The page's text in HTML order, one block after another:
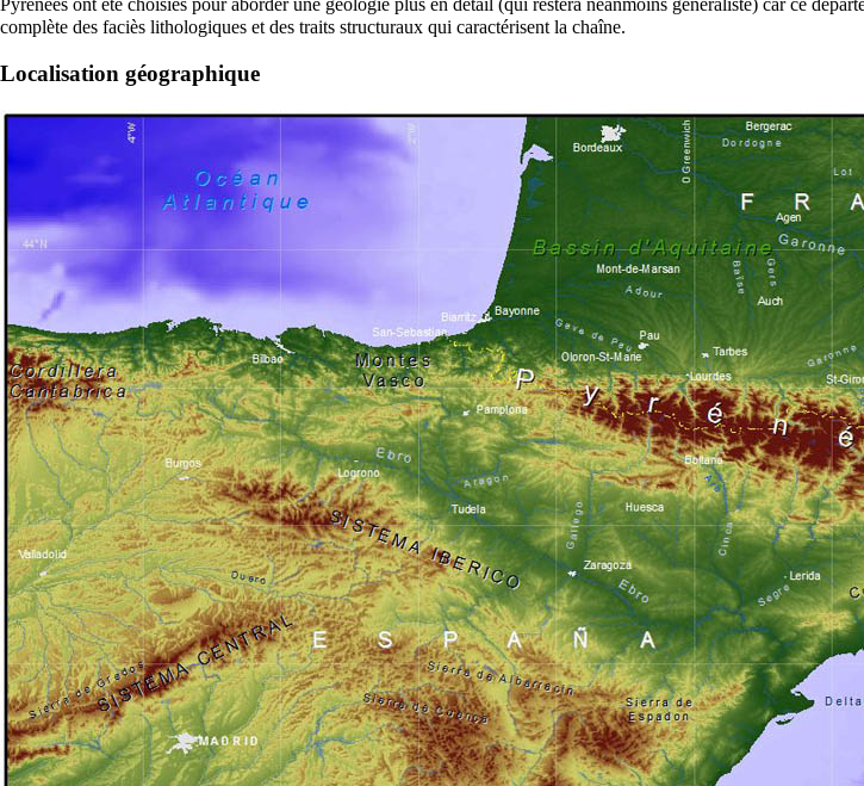
Pyrénées ont été choisies pour aborder une géologie plus en détail (qui restera néanmoins généraliste) car ce
complète des faciès lithologiques et des traits structuraux qui caractérisent la chaîne.
Localisation géographique